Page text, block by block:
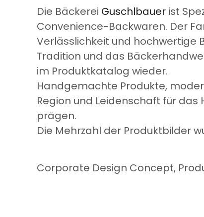
Die Bäckerei Guschlbauer ist
Convenience-Backwaren. Der
Verlässlichkeit und hochwertige
Tradition und das
im Produktkatalog wieder.
Handgemachte Produkte,
Region und Leidenschaft für
prägen.
Die Mehrzahl der Produktbilder
Corporate Design Concept,